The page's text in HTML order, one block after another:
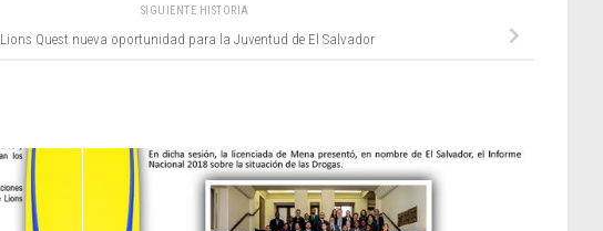
SIGUIENTE HISTORIA
Lions Quest nueva oportunidad para la Juventud de El Salvador